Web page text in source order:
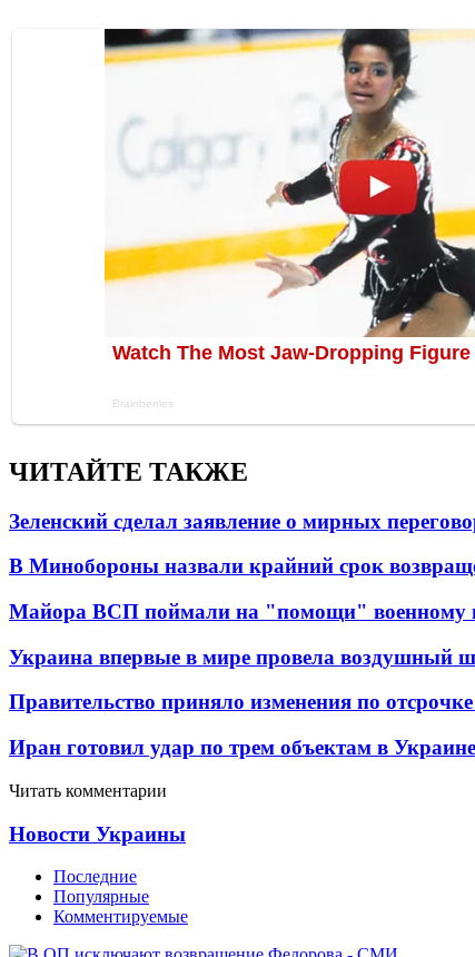
ЧИТАЙТЕ ТАКЖЕ
Зеленский сделал заявление о мирных
В Минобороны назвали крайний срок
Майора ВСП поймали на "помощи"
Украина впервые в мире провела воздушный
Правительство приняло изменения по
Иран готовил удар по трем объектам в
Читать комментарии
Новости Украины
Последние
Популярные
Комментируемые